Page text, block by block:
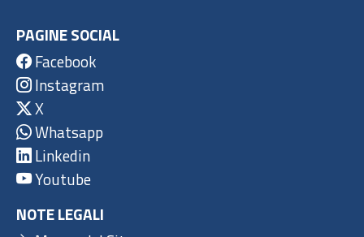
PAGINE SOCIAL
Facebook
Instagram
X
Whatsapp
Linkedin
Youtube
NOTE LEGALI